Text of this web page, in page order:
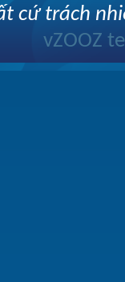
cứ trách
vZOOZ